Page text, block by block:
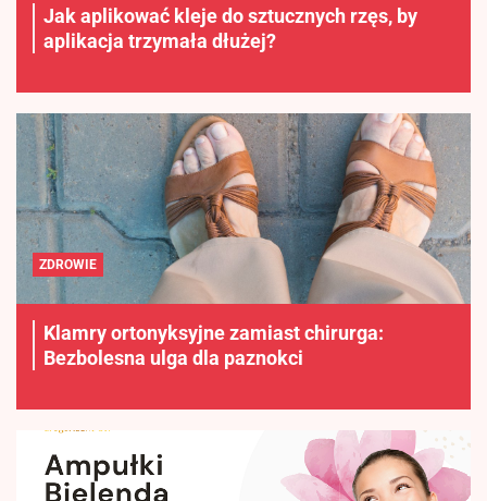
Jak aplikować kleje do sztucznych rzęs, by
aplikacja trzymała dłużej?
ZDROWIE
Klamry ortonyksyjne zamiast chirurga:
Bezbolesna ulga dla paznokci